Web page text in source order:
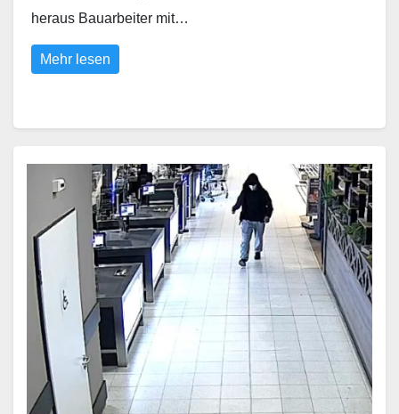
heraus Bauarbeiter mit…
Mehr lesen